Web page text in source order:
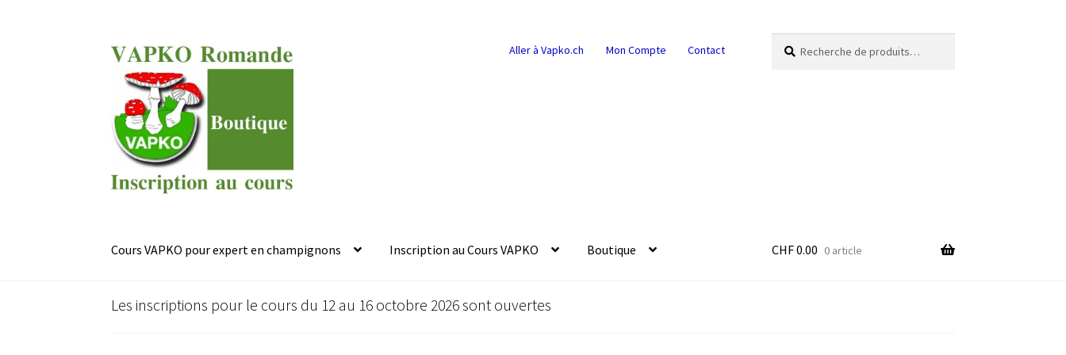
à
navigation
au
contenu
Aller à Vapko.ch Mon Compte Contact
pour :
Cours VAPKO pour expert en champignons Inscription au Cours VAPKO Boutique CHF0.00 0 article
Les inscriptions pour le cours du 12 au 16 octobre 2026 sont ouvertes